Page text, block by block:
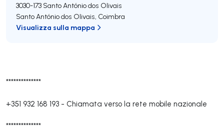
**************
+351 932 168 193 - Chiamata verso la rete mobile nazionale
**************
3030-173 Santo António dos Olivais
Santo António dos Olivais, Coimbra
Visualizza sulla mappa